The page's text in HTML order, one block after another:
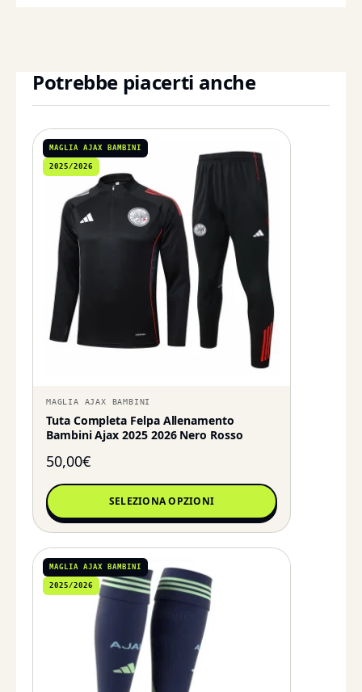
Potrebbe piacerti anche
MAGLIA AJAX BAMBINI
2025/2026
MAGLIA AJAX BAMBINI
Tuta Completa Felpa Allenamento
Bambini Ajax 2025 2026 Nero Rosso
50,00€
SELEZIONA OPZIONI
MAGLIA AJAX BAMBINI
2025/2026